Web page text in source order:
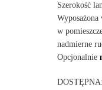
Szerokość
Wyposażona
w
nadmierne
Opcjonalnie
DOSTĘPNA: